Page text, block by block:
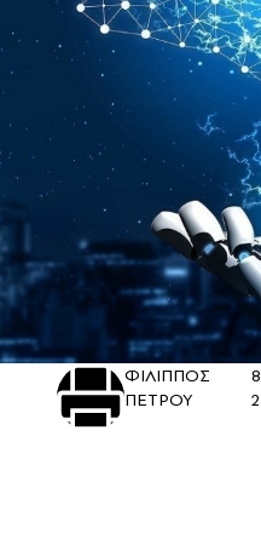
ΦΙΛΙΠΠΟΣ
ΠΕΤΡΟΥ